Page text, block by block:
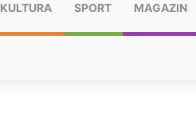
KULTURA SPORT MAGAZIN